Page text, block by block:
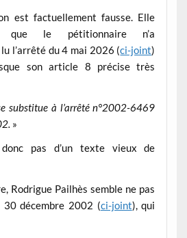
est factuellement fausse. Elle
que le pétitionnaire n’a
l’arrêté du 4 mai 2026 (ci-joint)
son article 8 précise très
substitue à l’arrêté n°2002-6469
»
pas d’un texte vieux de
Rodrigue Pailhès semble ne pas
décembre 2002 (ci-joint), qui